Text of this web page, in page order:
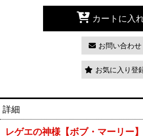
カートに入
お問い合わせ
お気に入り登
詳細
レゲエの神様【ボブ・マーリー